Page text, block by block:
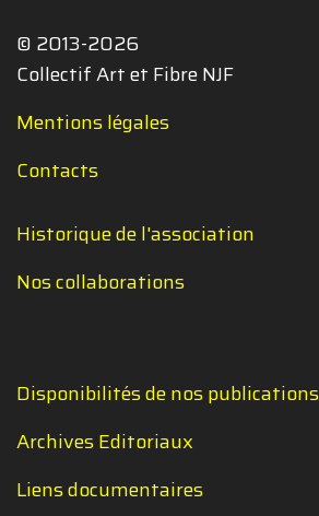
© 2013-2026
Collectif Art et Fibre NJF
Mentions légales
Contacts
Historique de l'association
Nos collaborations
Disponibilités de nos publications
Archives Editoriaux
Liens documentaires